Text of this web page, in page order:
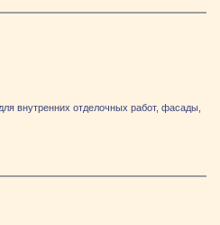
внутренних отделочных работ, фасады,